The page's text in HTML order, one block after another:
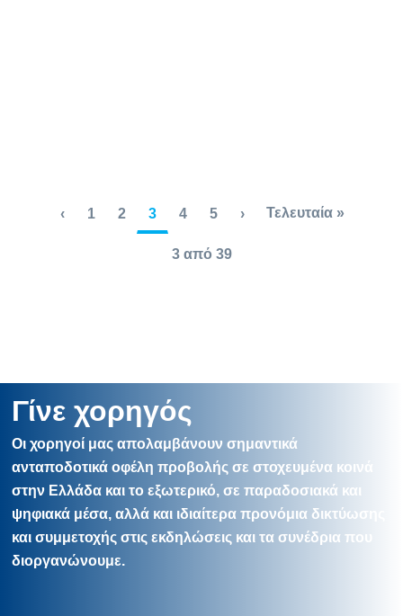
‹ 1 2 3 4 5 › Τελευταία »
3 από 39
Γίνε χορηγός
Οι χορηγοί μας απολαμβάνουν σημαντικά
ανταποδοτικά οφέλη προβολής σε στοχευμένα κοινά
στην Ελλάδα και το εξωτερικό, σε παραδοσιακά και
ψηφιακά μέσα, αλλά και ιδιαίτερα προνόμια δικτύωσης
και συμμετοχής στις εκδηλώσεις και τα συνέδρια που
διοργανώνουμε.